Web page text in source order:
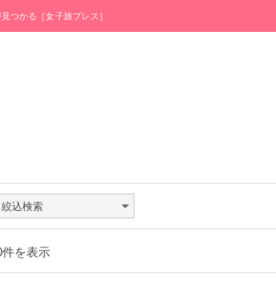
つかる［女子旅プレス］
絞込検索
を表示